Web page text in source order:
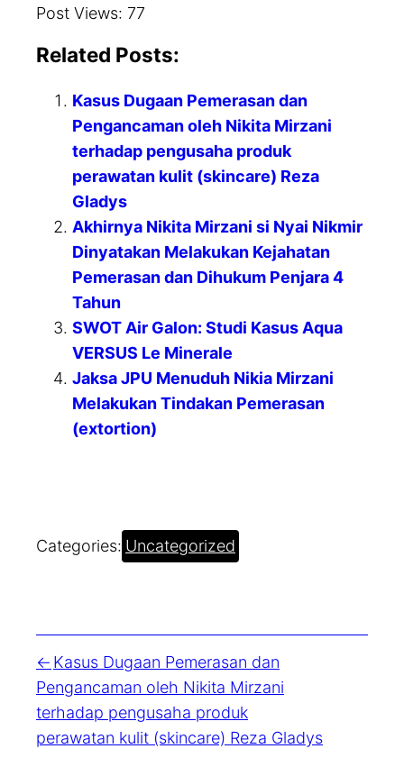
Post Views: 77
Related Posts:
Kasus Dugaan Pemerasan dan
Pengancaman oleh Nikita Mirzani
terhadap pengusaha produk
perawatan kulit (skincare) Reza
Gladys
Akhirnya Nikita Mirzani si Nyai Nikmir
Dinyatakan Melakukan Kejahatan
Pemerasan dan Dihukum Penjara 4
Tahun
SWOT Air Galon: Studi Kasus Aqua
VERSUS Le Minerale
Jaksa JPU Menuduh Nikia Mirzani
Melakukan Tindakan Pemerasan
(extortion)
Categories: Uncategorized
Kasus Dugaan Pemerasan dan
Pengancaman oleh Nikita Mirzani
terhadap pengusaha produk
perawatan kulit (skincare) Reza Gladys